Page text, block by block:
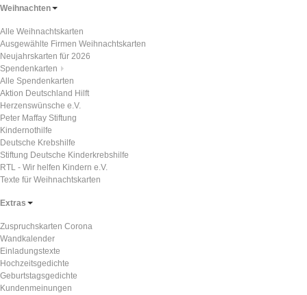
Weihnachten
Alle Weihnachtskarten
Ausgewählte Firmen Weihnachtskarten
Neujahrskarten für 2026
Spendenkarten
Alle Spendenkarten
Aktion Deutschland Hilft
Herzenswünsche e.V.
Peter Maffay Stiftung
Kindernothilfe
Deutsche Krebshilfe
Stiftung Deutsche Kinderkrebshilfe
RTL - Wir helfen Kindern e.V.
Texte für Weihnachtskarten
Extras
Zuspruchskarten Corona
Wandkalender
Einladungstexte
Hochzeitsgedichte
Geburtstagsgedichte
Kundenmeinungen